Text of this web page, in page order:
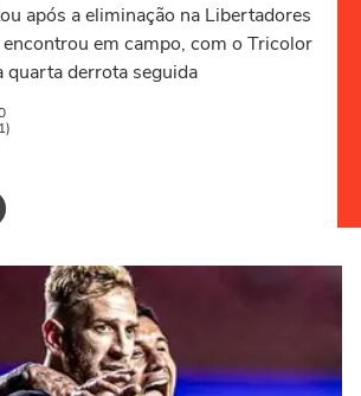
após a eliminação na Libertadores
em campo, com o Tricolor
quarta derrota seguida